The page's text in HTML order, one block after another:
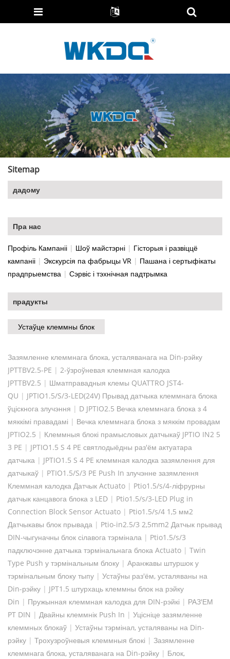
Sitemap
дадому
Пра нас
Профіль Кампаніі | Шоў майстэрні | Гісторыя і развіццё
кампаніі | Экскурсія па фабрыцы VR | Пашана і сертыфікаты
прадпрыемства | Сэрвіс і тэхнічная падтрымка
прадукты
Устаўце клеммны блок
Зазямленне клеммнага блока, усталяванага на Din-рэйку
JPTTBV2.5-PE | 2-ўзроўневая клеммная калодка
JPTTBV2.5 | Шматправадныя клемы QUATTRO JST4-
QU | JPTIO1.5/S/3-LED(24V) Прывад датчыка клеммнага блока
ўціскнога злучэння | D JPTIO2.5 Вечка клеммнага блока з 4
мяккімі правадамі | Вечка клеммнага блока з мяккім провадам
JPTIO2.5 | Клеммныя блокі прамысловых датчыкаў JPTIO IN2 5
3 PE | JPTIO1.5 S 4 PE святлодыёдны раз'ём актуатара
датчыка | JPTIO1.5 S 4 PE клеммная калодка зазямлення для
датчыкаў | PTIO1.5/S/3 PE Push In злучэнне зазямлення
Клеммная калодка Датчык Actuato | Ptio1.5/s/4-ліфрурны
датчык канцавога блока з LED | Ptio1.5/s/3-LED Plug in
Connection Block Sensor Actuato | Ptio1.5/s/4 1,5 мм2
Датчыкавы блок прывада | Ptio-in2.5/3 2,5mm2 Датчык прывад
DIN-чыгуначны блок сілавога тэрмінала | Ptio1.5/s/3
падключэнне датчыка тэрмінальнага блока Actuato | Twin
Type Push у тэрмінальным блоку | Аранжавы штуршок у
тэрмінальным блоку тыпу | Устаўны раз'ём, усталяваны на
Din-рэйку | JPT1.5 штурхаць клеммны блок на рэйку
Din | Пружынная клеммная калодка для DIN-рэйкі | РАЗ'ЕМ
PT DIN | Двайны клеммнік Push In | Уцісніце зазямленне
клеммных блокаў | Устаўны тэрмінал, усталяваны на Din-
рэйку | Трохузроўневыя клеммныя блокі | Зазямленне
клеммнага блока, усталяванага на Din-рэйку | Блок,